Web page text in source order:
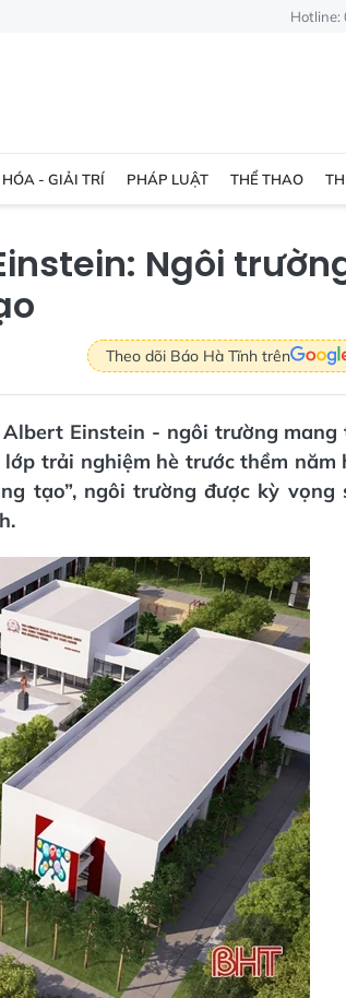
Hotline:
- GIẢI TRÍ PHÁP LUẬT THỂ THAO
Ngôi
Theo dõi Báo Hà Tĩnh trên
Albert Einstein - ngôi trường mang
trải nghiệm hè trước thềm năm
tạo”, ngôi trường được kỳ vọng